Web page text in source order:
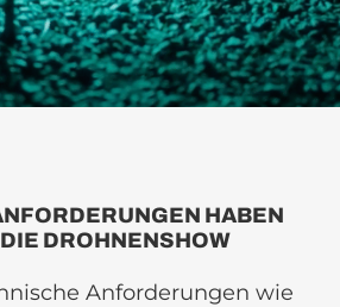
HABEN
DROHNENSHOW
Anforderungen wie